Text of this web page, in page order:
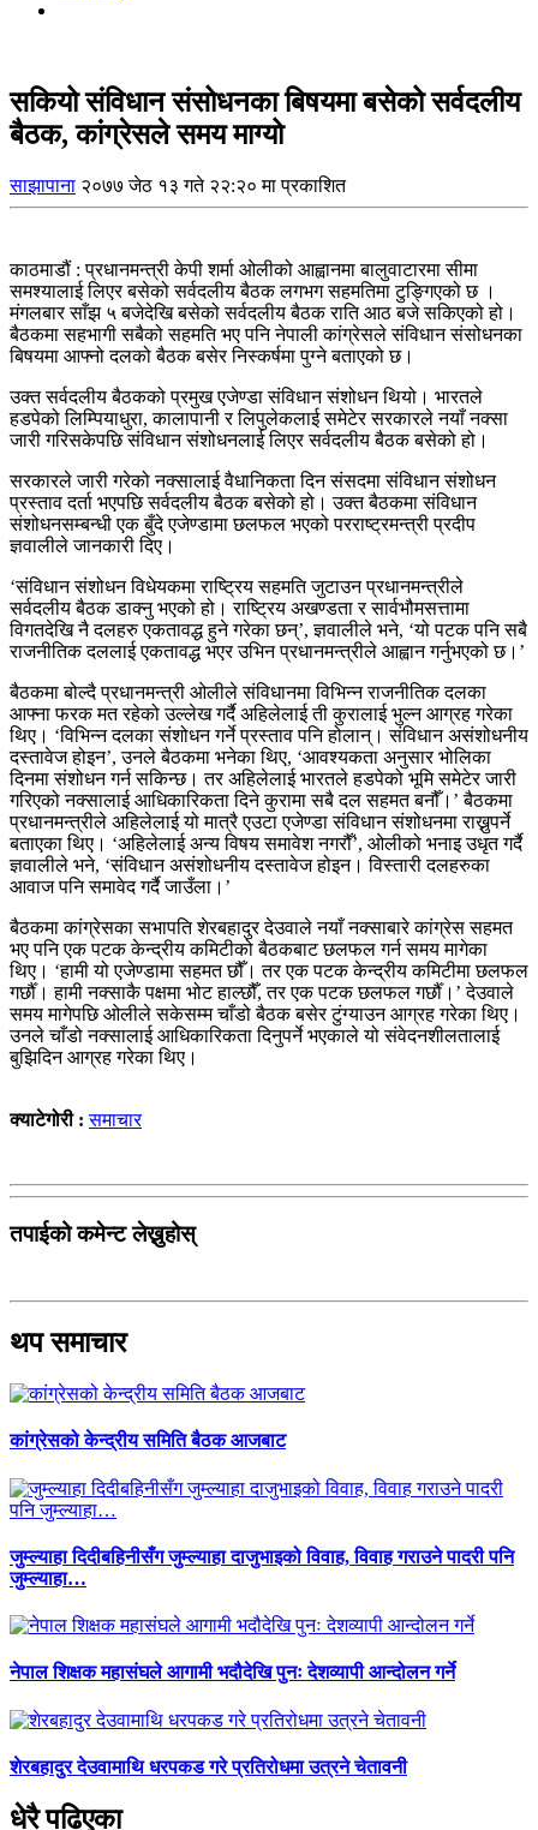
सकियो संविधान संसोधनका बिषयमा बसेको सर्वदलीय
बैठक, कांग्रेसले समय माग्यो
साझापाना २०७७ जेठ १३ गते २२:२० मा प्रकाशित
काठमाडौं : प्रधानमन्त्री केपी शर्मा ओलीको आह्वानमा बालुवाटारमा सीमा
समश्यालाई लिएर बसेको सर्वदलीय बैठक लगभग सहमतिमा टुङ्गिएको छ ।
मंगलबार साँझ ५ बजेदेखि बसेको सर्वदलीय बैठक राति आठ बजे सकिएको हो।
बैठकमा सहभागी सबैको सहमति भए पनि नेपाली कांग्रेसले संविधान संसोधनका
बिषयमा आफ्नो दलको बैठक बसेर निस्कर्षमा पुग्ने बताएको छ।
उक्त सर्वदलीय बैठकको प्रमुख एजेण्डा संविधान संशोधन थियो। भारतले
हडपेको लिम्पियाधुरा, कालापानी र लिपुलेकलाई समेटेर सरकारले नयाँ नक्सा
जारी गरिसकेपछि संविधान संशोधनलाई लिएर सर्वदलीय बैठक बसेको हो।
सरकारले जारी गरेको नक्सालाई वैधानिकता दिन संसदमा संविधान संशोधन
प्रस्ताव दर्ता भएपछि सर्वदलीय बैठक बसेको हो। उक्त बैठकमा संविधान
संशोधनसम्बन्धी एक बुँदे एजेण्डामा छलफल भएको परराष्ट्रमन्त्री प्रदीप
ज्ञवालीले जानकारी दिए।
‘संविधान संशोधन विधेयकमा राष्ट्रिय सहमति जुटाउन प्रधानमन्त्रीले
सर्वदलीय बैठक डाक्नु भएको हो। राष्ट्रिय अखण्डता र सार्वभौमसत्तामा
विगतदेखि नै दलहरु एकतावद्ध हुने गरेका छन्’, ज्ञवालीले भने, ‘यो पटक पनि सबै
राजनीतिक दललाई एकतावद्ध भएर उभिन प्रधानमन्त्रीले आह्वान गर्नुभएको छ।’
बैठकमा बोल्दै प्रधानमन्त्री ओलीले संविधानमा विभिन्न राजनीतिक दलका
आफ्ना फरक मत रहेको उल्लेख गर्दै अहिलेलाई ती कुरालाई भुल्न आग्रह गरेका
थिए। ‘विभिन्न दलका संशोधन गर्ने प्रस्ताव पनि होलान्। संविधान असंशोधनीय
दस्तावेज होइन’, उनले बैठकमा भनेका थिए, ‘आवश्यकता अनुसार भोलिका
दिनमा संशोधन गर्न सकिन्छ। तर अहिलेलाई भारतले हडपेको भूमि समेटेर जारी
गरिएको नक्सालाई आधिकारिकता दिने कुरामा सबै दल सहमत बनौँ।’ बैठकमा
प्रधानमन्त्रीले अहिलेलाई यो मात्रै एउटा एजेण्डा संविधान संशोधनमा राख्नुपर्ने
बताएका थिए। ‘अहिलेलाई अन्य विषय समावेश नगरौँ’, ओलीको भनाइ उधृत गर्दै
ज्ञवालीले भने, ‘संविधान असंशोधनीय दस्तावेज होइन। विस्तारी दलहरुका
आवाज पनि समावेद गर्दै जाउँला।’
बैठकमा कांग्रेसका सभापति शेरबहादुर देउवाले नयाँ नक्साबारे कांग्रेस सहमत
भए पनि एक पटक केन्द्रीय कमिटीको बैठकबाट छलफल गर्न समय मागेका
थिए। ‘हामी यो एजेण्डामा सहमत छौँ। तर एक पटक केन्द्रीय कमिटीमा छलफल
गर्छौँ। हामी नक्साकै पक्षमा भोट हाल्छौँ, तर एक पटक छलफल गर्छौँ।’ देउवाले
समय मागेपछि ओलीले सकेसम्म चाँडो बैठक बसेर टुंग्याउन आग्रह गरेका थिए।
उनले चाँडो नक्सालाई आधिकारिकता दिनुपर्ने भएकाले यो संवेदनशीलतालाई
बुझिदिन आग्रह गरेका थिए।
क्याटेगोरी :समाचार
तपाईको कमेन्ट लेख्नुहोस्
थप समाचार
कांग्रेसको केन्द्रीय समिति बैठक आजबाट
जुम्ल्याहा दिदीबहिनीसँग जुम्ल्याहा दाजुभाइको विवाह, विवाह गराउने पादरी पनि
जुम्ल्याहा…
नेपाल शिक्षक महासंघले आगामी भदौदेखि पुनः देशव्यापी आन्दोलन गर्ने
शेरबहादुर देउवामाथि धरपकड गरे प्रतिरोधमा उत्रने चेतावनी
धेरै पढिएका